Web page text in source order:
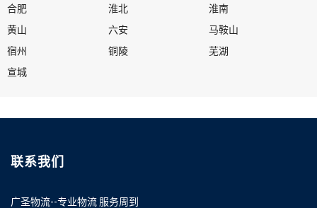
合肥
淮北
淮南
黄山
六安
马鞍山
宿州
铜陵
芜湖
宣城
联系我们
广圣物流--专业物流 服务周到